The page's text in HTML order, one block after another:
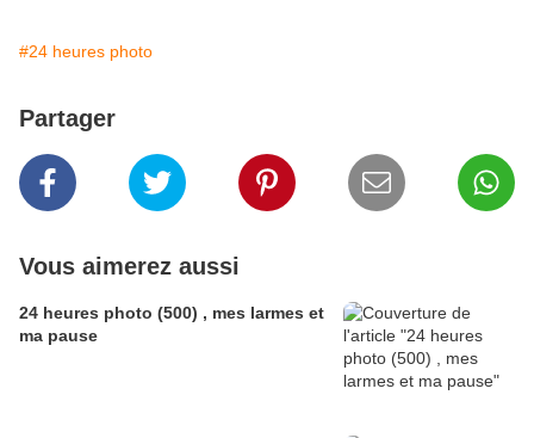
#24 heures photo
Partager
Vous aimerez aussi
24 heures photo (500) , mes larmes et
ma pause